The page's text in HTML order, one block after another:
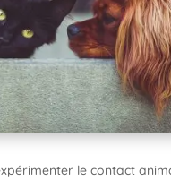
le contact